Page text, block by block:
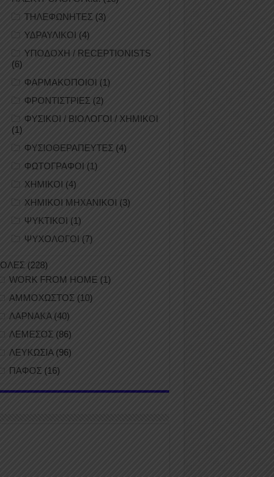
ΤΗΛΕΦΩΝΗΤΕΣ (3)
ΥΔΡΑΥΛΙΚΟΙ (4)
ΥΠΟΔΟΧΗ / RECEPTIONISTS
(6)
ΦΑΡΜΑΚΟΠΟΙΟΙ (1)
ΦΡΟΝΤΙΣΤΡΙΕΣ (2)
ΦΥΣΙΚΟΙ / ΒΙΟΛΟΓΟΙ / ΧΗΜΙΚΟΙ
(1)
ΦΥΣΙΟΘΕΡΑΠΕΥΤΕΣ (4)
ΦΩΤΟΓΡΑΦΟΙ (1)
ΧΗΜΙΚΟΙ (4)
ΧΗΜΙΚΟΙ ΜΗΧΑΝΙΚΟΙ (3)
ΨΥΚΤΙΚΟΙ (1)
ΨΥΧΟΛΟΓΟΙ (7)
ΟΛΕΣ (228)
WORK FROM HOME (1)
ΑΜΜΟΧΩΣΤΟΣ (10)
ΛΑΡΝΑΚΑ (40)
ΛΕΜΕΣΟΣ (86)
ΛΕΥΚΩΣΙΑ(96)
ΠΑΦΟΣ (16)